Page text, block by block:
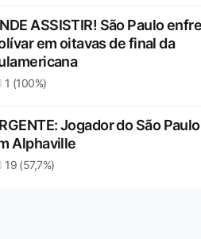
ASSISTIR! São Paulo
em oitavas de final da
1 (100%)
Jogador do São
Alphaville
19 (57,7%)